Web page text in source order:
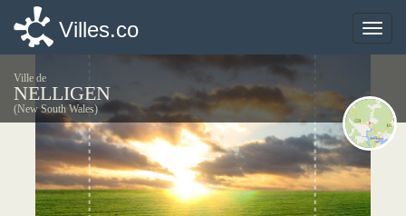
Toggle
Villes.co
Ville de
NELLIGEN
(New South Wales)
Toggle
Villes.co